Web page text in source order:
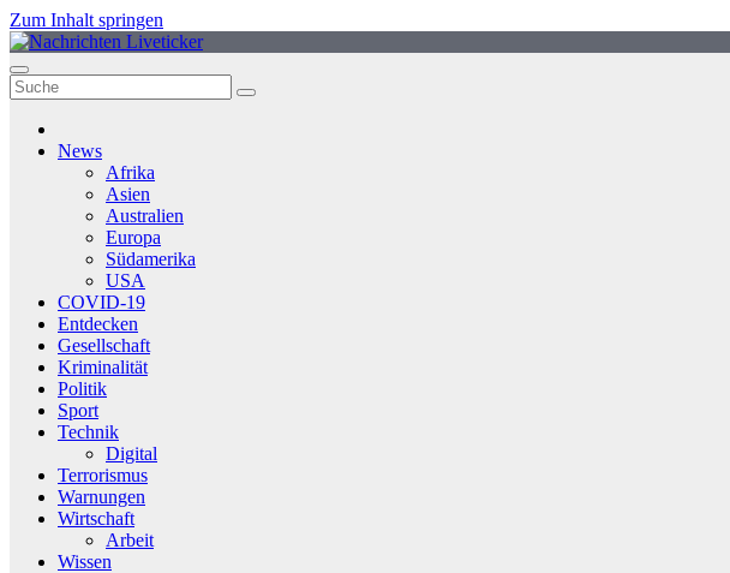
Zum Inhalt springen
News
Afrika
Asien
Australien
Europa
Südamerika
USA
COVID-19
Entdecken
Gesellschaft
Kriminalität
Politik
Sport
Technik
Digital
Terrorismus
Warnungen
Wirtschaft
Arbeit
Wissen